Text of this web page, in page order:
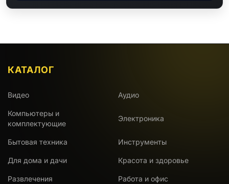
КАТАЛОГ
Видео Аудио
Компьютеры и
комплектующие
Электроника
Бытовая техника Инструменты
Для дома и дачи Красота и здоровье
Развлечения Работа и офис